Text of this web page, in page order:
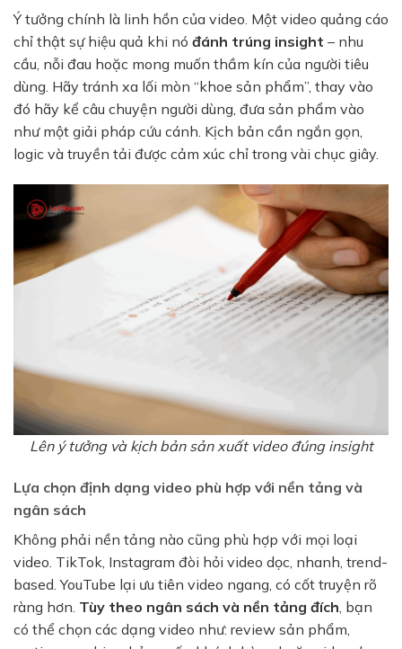
Ý tưởng chính là linh hồn của video. Một video quảng cáo
chỉ thật sự hiệu quả khi nó đánh trúng insight – nhu
cầu, nỗi đau hoặc mong muốn thầm kín của người tiêu
dùng. Hãy tránh xa lối mòn “khoe sản phẩm”, thay vào
đó hãy kể câu chuyện người dùng, đưa sản phẩm vào
như một giải pháp cứu cánh. Kịch bản cần ngắn gọn,
logic và truyền tải được cảm xúc chỉ trong vài chục giây.
Lên ý tưởng và kịch bản sản xuất video đúng insight
Lựa chọn định dạng video phù hợp với nền tảng và
ngân sách
Không phải nền tảng nào cũng phù hợp với mọi loại
video. TikTok, Instagram đòi hỏi video dọc, nhanh, trend-
based. YouTube lại ưu tiên video ngang, có cốt truyện rõ
ràng hơn. Tùy theo ngân sách và nền tảng đích , bạn
có thể chọn các dạng video như: review sản phẩm,